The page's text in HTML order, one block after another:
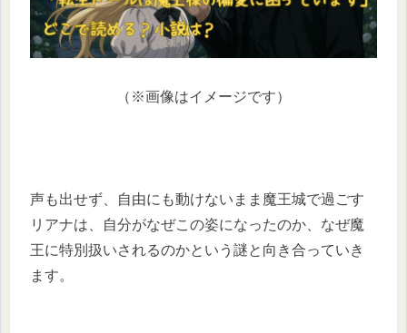
（※画像はイメージです）
声も出せず、自由にも動けないまま魔王城で過ごす
リアナは、自分がなぜこの姿になったのか、なぜ魔
王に特別扱いされるのかという謎と向き合っていき
ます。